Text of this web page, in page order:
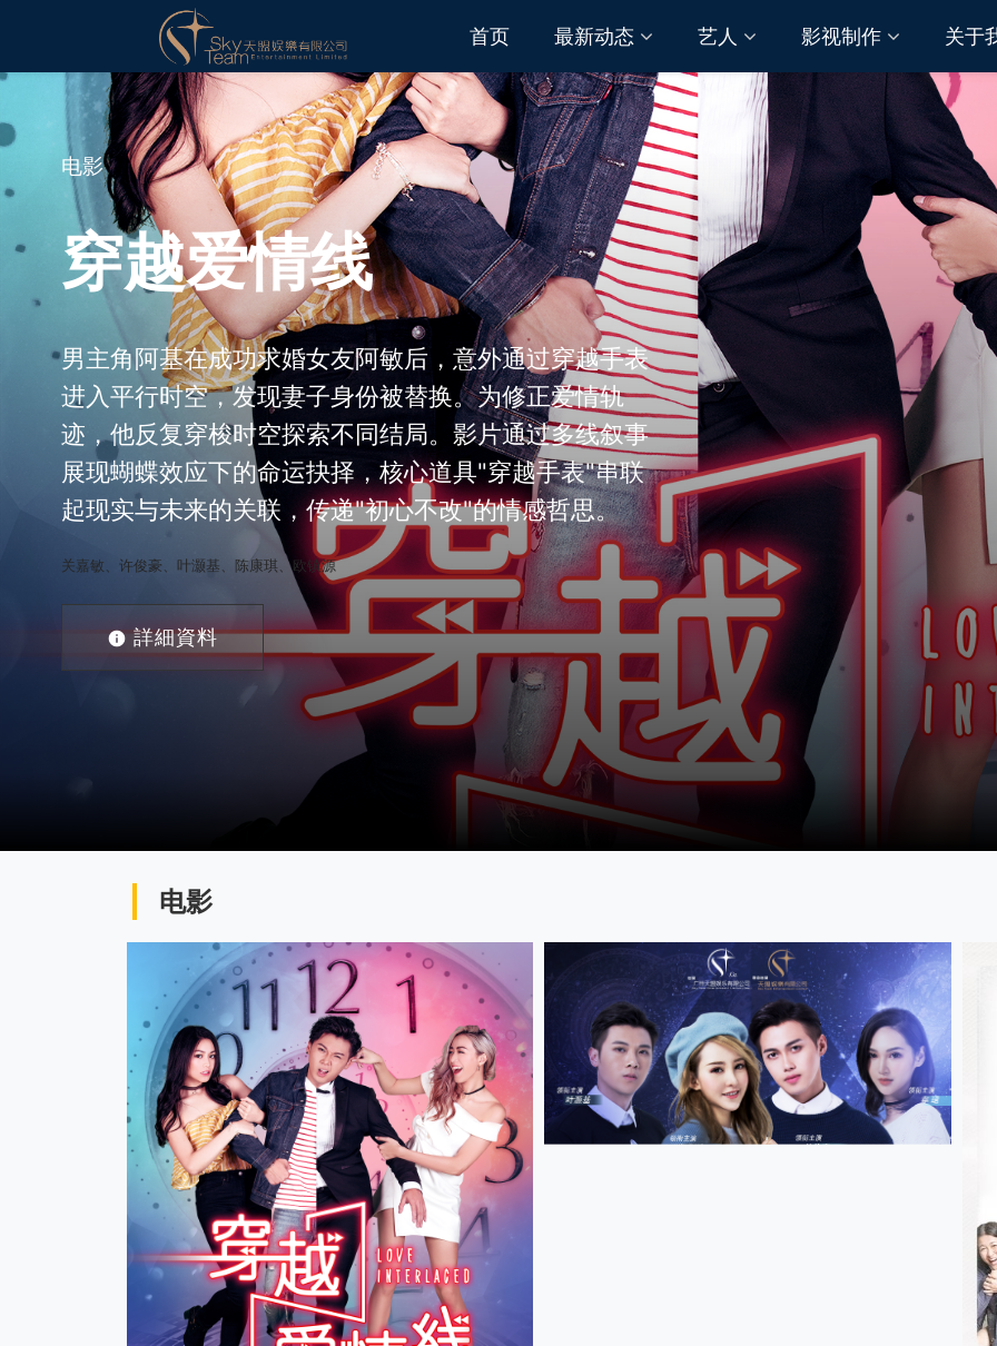
首页 最新动态 艺人 影视制作 关于
电影
穿越爱情线
男主角阿基在成功求婚女友阿敏后，意外通过穿越手表
进入平行时空，发现妻子身份被替换。为修正爱情轨
迹，他反复穿梭时空探索不同结局。影片通过多线叙事
展现蝴蝶效应下的命运抉择，核心道具"穿越手表"串联
起现实与未来的关联，传递"初心不改"的情感哲思。
关嘉敏、许俊豪、叶灏基、陈康琪、欧镇源
詳細資料
电影